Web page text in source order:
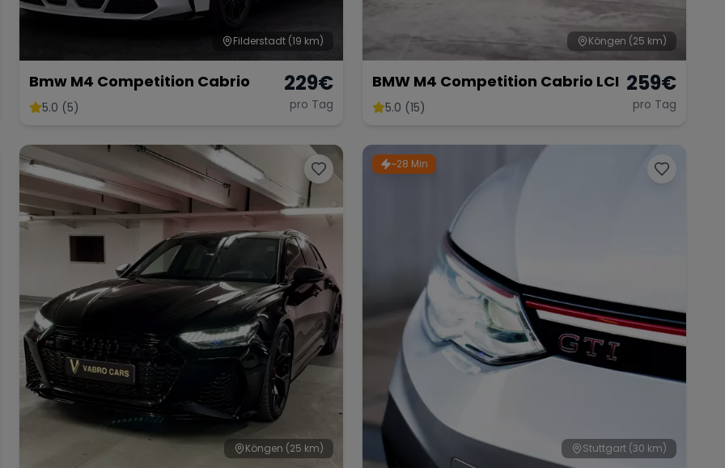
Filderstadt (19 km)
Bmw M4 Competition Cabrio
5.0 (5)
229€
pro Tag
Köngen (25 km)
BMW M4 Competition Cabrio LCI
5.0 (15)
259€
pro Tag
Köngen (25 km)
~28 Min
Stuttgart (30 km)